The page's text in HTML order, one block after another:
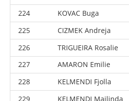
HOLTZINGER Laura
AIT MAHREZ Ouarda
MANDENG Veronique
POSVITE Laury